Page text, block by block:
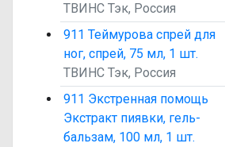
ТВИНС Тэк, Россия
911 Теймурова спрей для
ног, спрей, 75 мл, 1 шт.
ТВИНС Тэк, Россия
911 Экстренная помощь
Экстракт пиявки, гель-
бальзам, 100 мл, 1 шт.